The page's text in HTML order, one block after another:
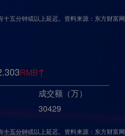
十五分钟或以上延迟。资料来源：东方财富网
RMB↑
成交额（万）
30429
十五分钟或以上延迟。资料来源：东方财富网